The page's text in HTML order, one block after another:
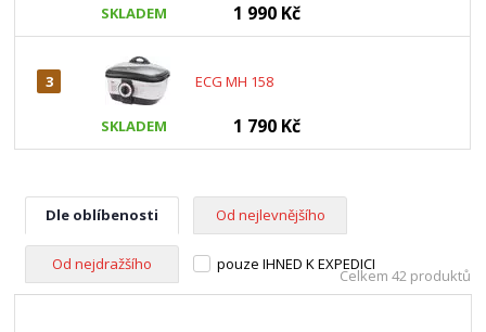
SKLADEM 1 990 Kč
3 ECG MH 158
SKLADEM 1 790 Kč
Dle oblíbenosti Od nejlevnějšího
Od nejdražšího pouze IHNED K EXPEDICI
Celkem 42 produktů